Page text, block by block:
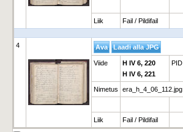
Liik Fail / Pildifail
4
Viide
H IV 6, 220
H IV 6, 221
PID
Nimetus era_h_4_06_112.jpg
Liik Fail / Pildifail